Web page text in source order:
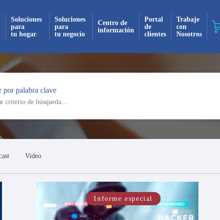
Soluciones
para
tu hogar
Soluciones
para
tu negocio
Centro de
información
Portal
de
clientes
Trabaje
con
Nosotros
por palabra clave
Video
Informe especial
¡Suscrito exitosamente!
recibirás todas nuestras actualizaciones y
en tu bandeja de entrada. ¡No te pierdas
novedad!